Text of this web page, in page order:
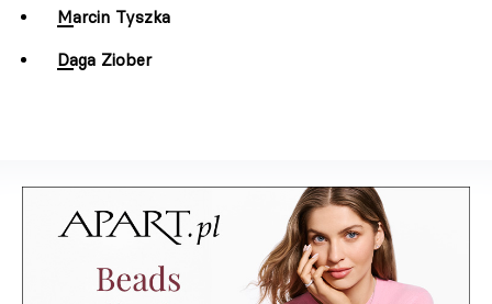
Marcin Tyszka
Daga Ziober